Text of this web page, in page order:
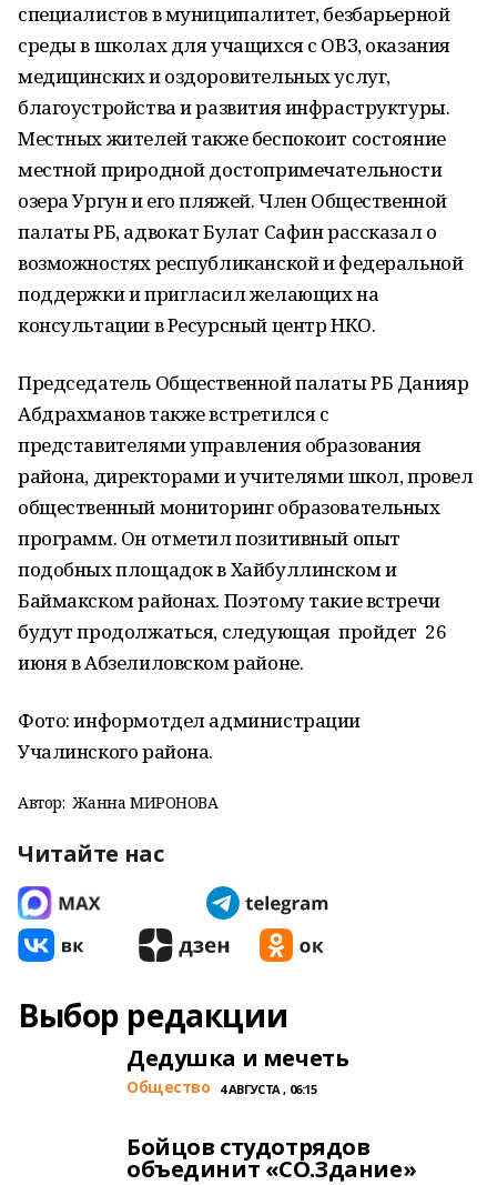
специалистов в муниципалитет, безбарьерной
среды в школах для учащихся с ОВЗ, оказания
медицинских и оздоровительных услуг,
благоустройства и развития инфраструктуры.
Местных жителей также беспокоит состояние
местной природной достопримечательности
озера Ургун и его пляжей. Член Общественной
палаты РБ, адвокат Булат Сафин рассказал о
возможностях республиканской и федеральной
поддержки и пригласил желающих на
консультации в Ресурсный центр НКО.
Председатель Общественной палаты РБ Данияр
Абдрахманов также встретился с
представителями управления образования
района, директорами и учителями школ, провел
общественный мониторинг образовательных
программ. Он отметил позитивный опыт
подобных площадок в Хайбуллинском и
Баймакском районах. Поэтому такие встречи
будут продолжаться, следующая пройдет 26
июня в Абзелиловском районе.
Фото: информотдел администрации
Учалинского района.
Автор: Жанна МИРОНОВА
Читайте нас
Выбор редакции
Дедушка и мечеть
Общество 4 АВГУСТА , 06:15
Бойцов студотрядов
объединит «СО.Здание»